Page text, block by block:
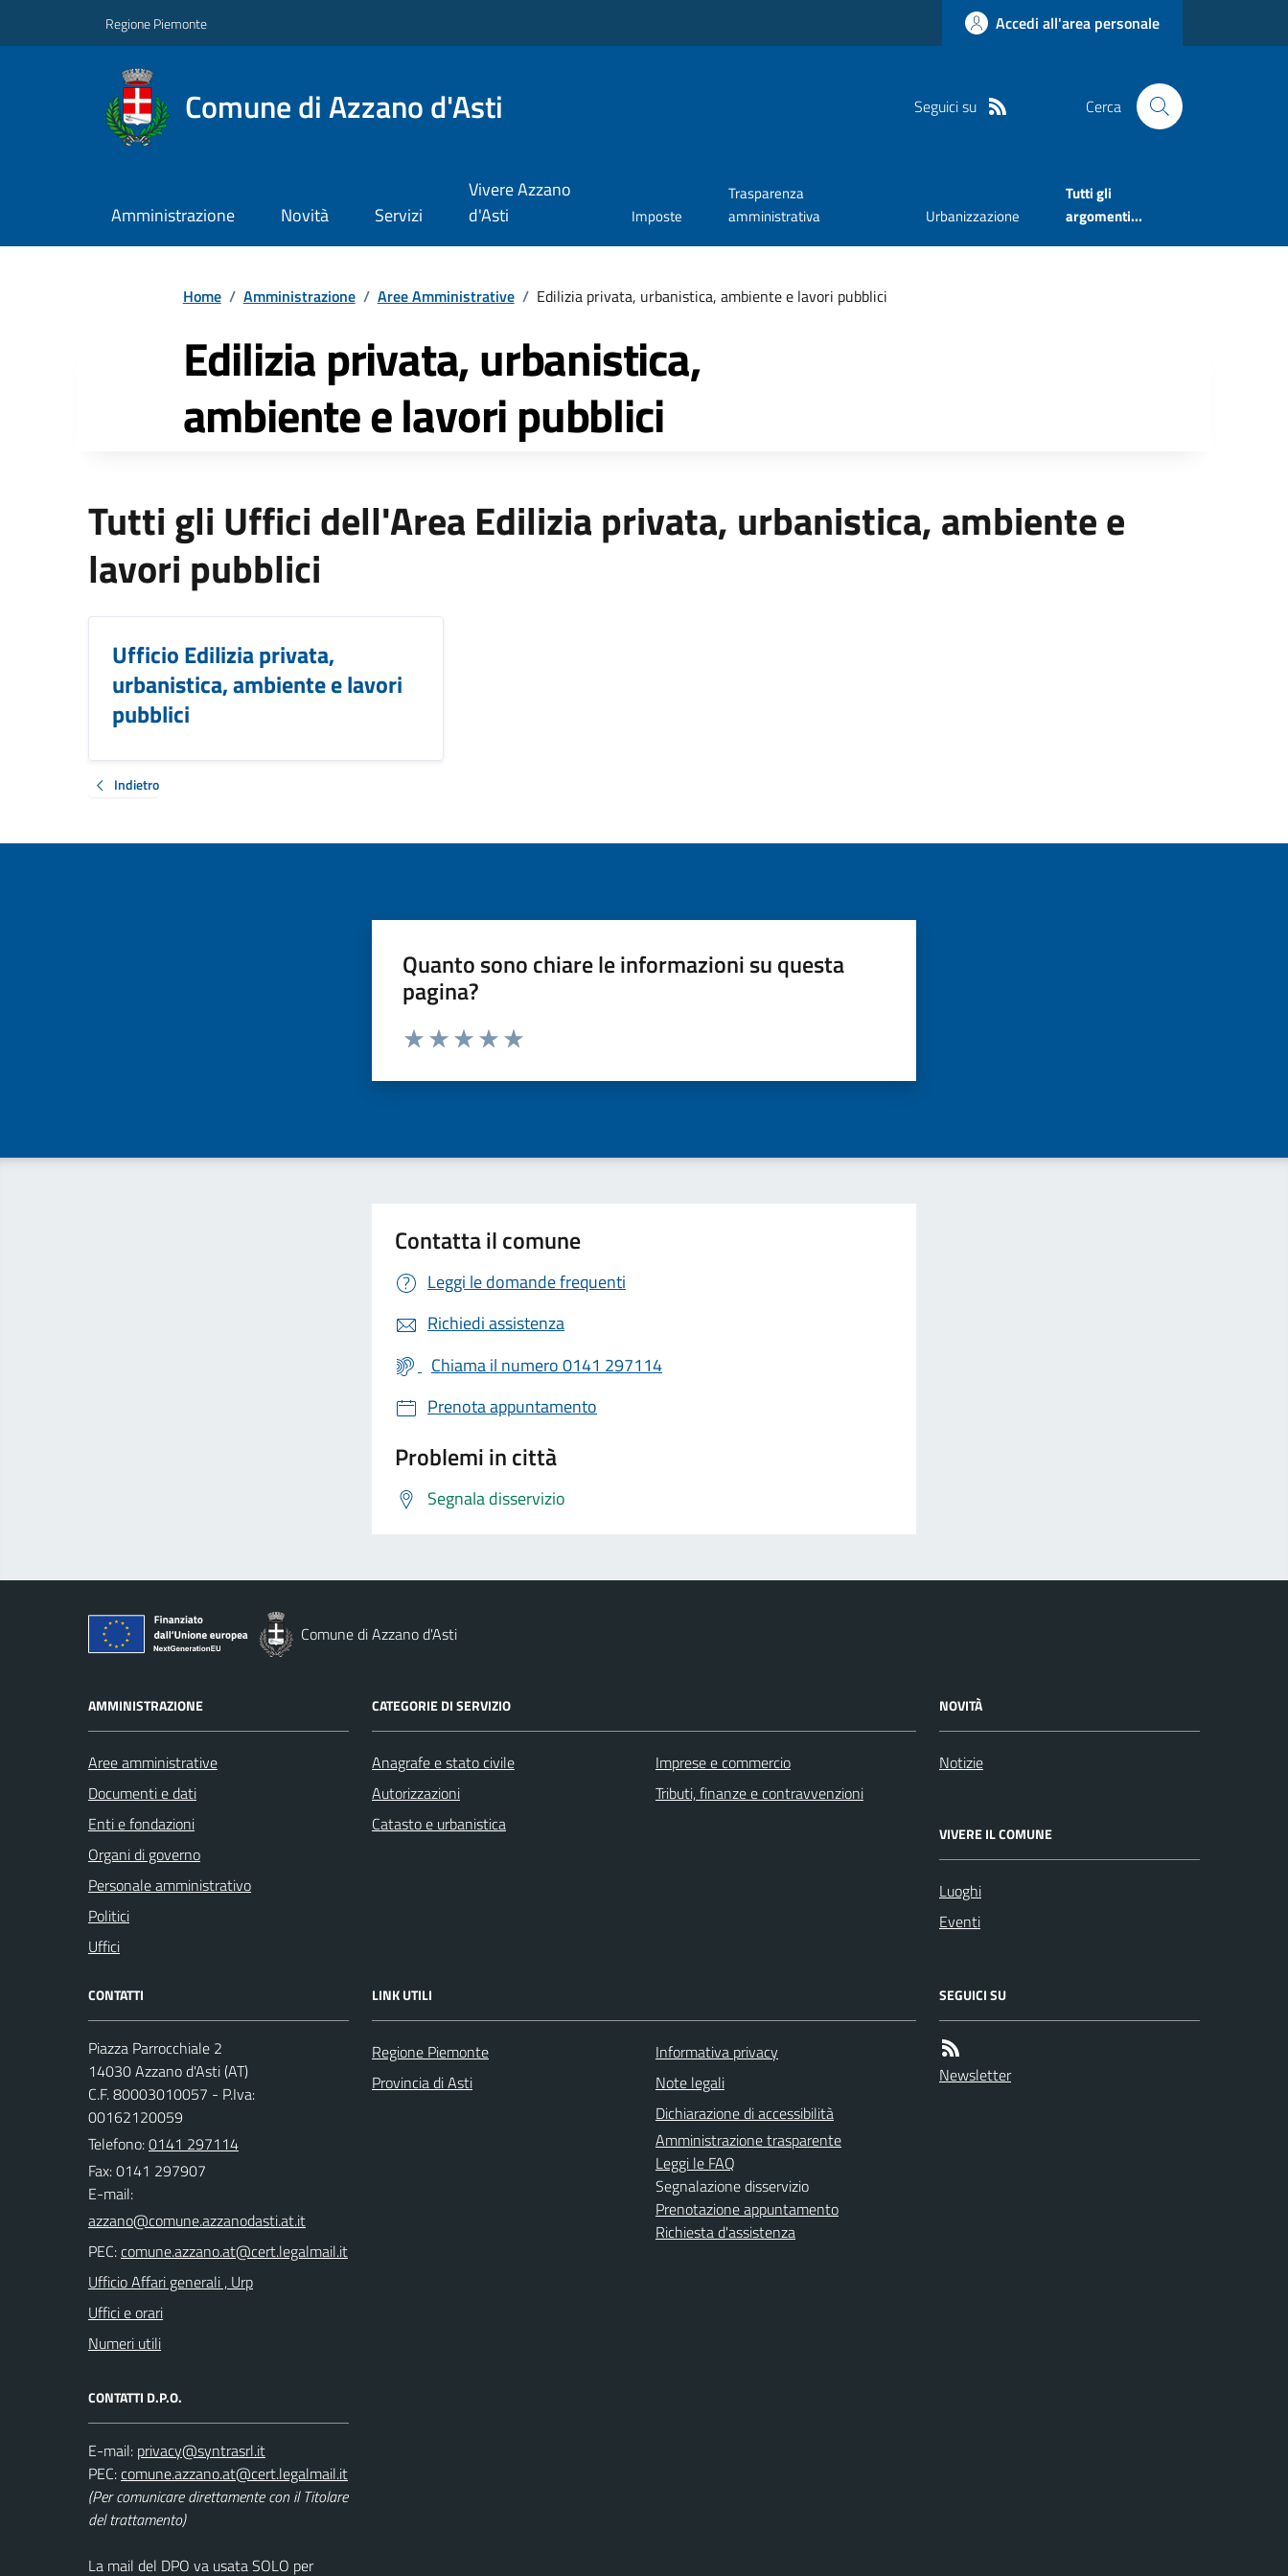
Regione Piemonte Accedi all'area personale
Comune di Azzano d'Asti Seguici su Cerca
Amministrazione Novità Servizi
Vivere Azzano
d'Asti
Imposte
Trasparenza
amministrativa
Urbanizzazione
Tutti gli
argomenti...
Home / Amministrazione / Aree Amministrative / Edilizia privata, urbanistica, ambiente e lavori pubblici
Edilizia privata, urbanistica,
ambiente e lavori pubblici
Tutti gli Uffici dell'Area Edilizia privata, urbanistica, ambiente e
lavori pubblici
Ufficio Edilizia privata,
urbanistica, ambiente e lavori
pubblici
Indietro
Quanto sono chiare le informazioni su questa
pagina?
Valuta da 1 a 5 stelle la pagina
Contatta il comune
Leggi le domande frequenti
Richiedi assistenza
Chiama il numero 0141 297114
Prenota appuntamento
Problemi in città
Segnala disservizio
Comune di Azzano d'Asti
AMMINISTRAZIONE
Aree amministrative
Documenti e dati
Enti e fondazioni
Organi di governo
Personale amministrativo
Politici
Uffici
CATEGORIE DI SERVIZIO
Anagrafe e stato civile
Autorizzazioni
Catasto e urbanistica
Imprese e commercio
Tributi, finanze e contravvenzioni
NOVITÀ
Notizie
VIVERE IL COMUNE
Luoghi
Eventi
CONTATTI
Piazza Parrocchiale 2
14030 Azzano d'Asti (AT)
C.F. 80003010057 - P.Iva:
00162120059
Telefono:0141 297114
Fax: 0141 297907
E-mail:
PEC:
Ufficio Affari generali , Urp
Uffici e orari
Numeri utili
CONTATTI D.P.O.
E-mail:
PEC:
(Per comunicare direttamente con il Titolare
del trattamento)
La mail del DPO va usata SOLO per
LINK UTILI
Regione Piemonte
Provincia di Asti
Informativa privacy
Note legali
Dichiarazione di accessibilità
Amministrazione trasparente
Leggi le FAQ
Segnalazione disservizio
Prenotazione appuntamento
Richiesta d'assistenza
SEGUICI SU
Newsletter